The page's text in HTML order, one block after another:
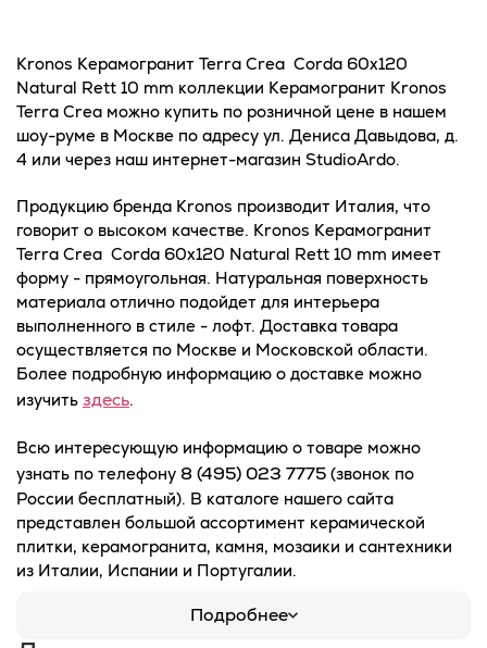
Kronos Керамогранит Terra Crea Corda 60x120
Natural Rett 10 mm коллекции Керамогранит Kronos
Terra Crea можно купить по розничной цене в нашем
шоу-руме в Москве по адресу ул. Дениса Давыдова, д.
4 или через наш интернет-магазин StudioArdo.
Продукцию бренда Kronos производит Италия, что
говорит о высоком качестве. Kronos Керамогранит
Terra Crea Corda 60x120 Natural Rett 10 mm имеет
форму - прямоугольная. Натуральная поверхность
материала отлично подойдет для интерьера
выполненного в стиле - лофт. Доставка товара
осуществляется по Москве и Московской области.
Более подробную информацию о доставке можно
изучить здесь.
Всю интересующую информацию о товаре можно
узнать по телефону 8 (495) 023 7775 (звонок по
России бесплатный). В каталоге нашего сайта
представлен большой ассортимент керамической
плитки, керамогранита, камня, мозаики и сантехники
из Италии, Испании и Португалии.
Подробнее